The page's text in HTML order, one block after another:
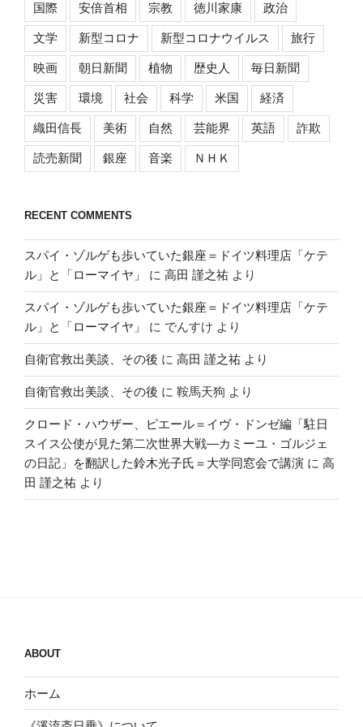
国際 安倍首相 宗教 徳川家康 政治
文学 新型コロナ 新型コロナウイルス 旅行
映画 朝日新聞 植物 歴史人 毎日新聞
災害 環境 社会 科学 米国 経済
織田信長 美術 自然 芸能界 英語 詐欺
読売新聞 銀座 音楽 ＮＨＫ
RECENT COMMENTS
スパイ・ゾルゲも歩いていた銀座＝ドイツ料理店「ケテ
ル」と「ローマイヤ」
に 高田 謹之祐 より
スパイ・ゾルゲも歩いていた銀座＝ドイツ料理店「ケテ
ル」と「ローマイヤ」
に でんすけ より
自衛官救出美談、その後 に 高田 謹之祐 より
自衛官救出美談、その後 に 鞍馬天狗 より
クロード・ハウザー、ピエール＝イヴ・ドンゼ編「駐日
スイス公使が見た第二次世界大戦―カミーユ・ゴルジェ
の日記」を翻訳した鈴木光子氏＝大学同窓会で講演 に 高
田 謹之祐 より
ABOUT
ホーム